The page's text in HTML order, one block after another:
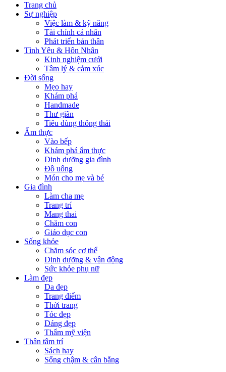
Trang chủ
Sự nghiệp
Việc làm & kỹ năng
Tài chính cá nhân
Phát triển bản thân
Tình Yêu & Hôn Nhân
Kinh nghiệm cưới
Tâm lý & cảm xúc
Đời sống
Mẹo hay
Khám phá
Handmade
Thư giãn
Tiêu dùng thông thái
Ẩm thực
Vào bếp
Khám phá ẩm thực
Dinh dưỡng gia đình
Đồ uống
Món cho mẹ và bé
Gia đình
Làm cha mẹ
Trang trí
Mang thai
Chăm con
Giáo dục con
Sống khỏe
Chăm sóc cơ thể
Dinh dưỡng & vận động
Sức khỏe phụ nữ
Làm đẹp
Da đẹp
Trang điểm
Thời trang
Tóc đẹp
Dáng đẹp
Thẩm mỹ viện
Thân tâm trí
Sách hay
Sống chậm & cân bằng